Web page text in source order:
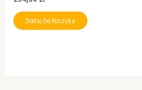
Dodaj Do Koszyka